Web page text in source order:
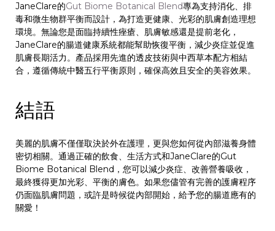
JaneClare的Gut Biome Botanical Blend專為支持消化、排
毒和微生物群平衡而設計，為打造更健康、光彩的肌膚創造理想
環境。無論您是面臨持續性痤瘡、肌膚敏感還是提前老化，
JaneClare的腸道健康系統都能幫助恢復平衡，減少炎症並促進
肌膚長期活力。產品採用先進的透皮技術與中西草本配方相結
合，遵循傳統中醫五行平衡原則，確保高效且安全的美容效果。
結語
美麗的肌膚不僅僅取決於外在護理，更與您如何從內部滋養身體
密切相關。通過正確的飲食、生活方式和JaneClare的Gut
Biome Botanical Blend，您可以減少炎症、改善營養吸收，
最終獲得更加光彩、平衡的膚色。如果您儘管有完善的護膚程序
仍面臨肌膚問題，或許是時候從內部開始，給予您的腸道應有的
關愛！